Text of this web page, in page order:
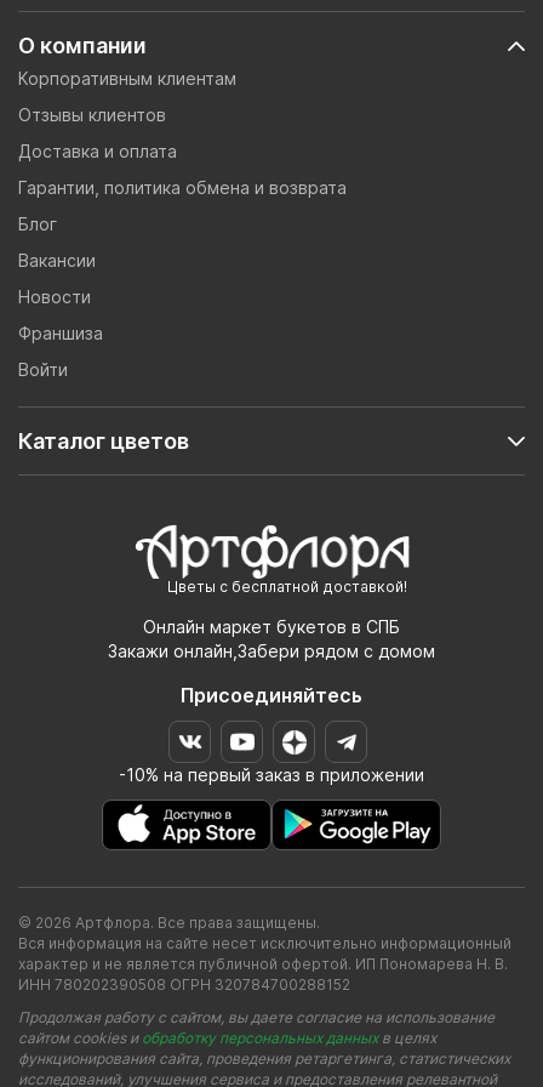
Цветы с бесплатной доставкой!
Онлайн маркет букетов в СПБ
Закажи онлайн,Забери рядом с домом
Присоединяйтесь
-10% на первый заказ в приложении
О компании
Корпоративным клиентам
Отзывы клиентов
Доставка и оплата
Гарантии, политика обмена и возврата
Блог
Вакансии
Новости
Франшиза
Войти
Каталог цветов
© 2026 Артфлора. Все права защищены.
Вся информация на сайте несет исключительно информационный
характер и не является публичной офертой. ИП Пономарева Н. В.
ИНН 780202390508 ОГРН 320784700288152
Продолжая работу с сайтом, вы даете согласие на использование
сайтом cookies и обработку персональных данныхв целях
функционирования сайта, проведения ретаргетинга, статистических
исследований, улучшения сервиса и предоставления релевантной